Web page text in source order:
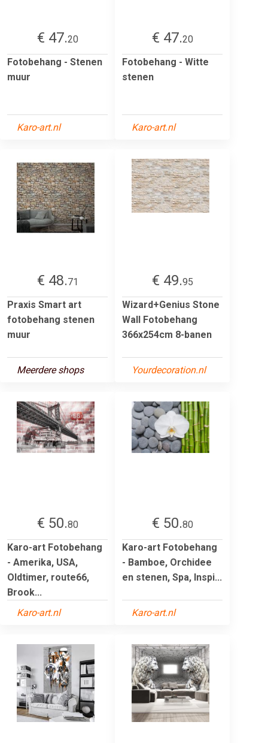
€ 47.20
Fotobehang - Stenen
muur
Karo-art.nl
€ 47.20
Fotobehang - Witte
stenen
Karo-art.nl
€ 48.71
Praxis Smart art
fotobehang stenen
muur
Meerdere shops
€ 49.95
Wizard+Genius Stone
Wall Fotobehang
366x254cm 8-banen
Yourdecoration.nl
€ 50.80
Karo-art Fotobehang
- Amerika, USA,
Oldtimer, route66,
Brook...
Karo-art.nl
€ 50.80
Karo-art Fotobehang
- Bamboe, Orchidee
en stenen, Spa, Inspi...
Karo-art.nl